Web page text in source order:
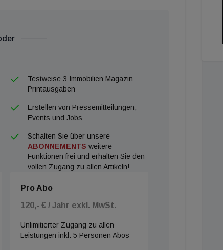
Testweise 3 Immobilien Magazin
Printausgaben
Erstellen von Pressemitteilungen,
Events und Jobs
Schalten Sie über unsere
ABONNEMENTS weitere
Funktionen frei und erhalten Sie den
vollen Zugang zu allen Artikeln!
Pro Abo
120,- € / Jahr exkl. MwSt.
Unlimitierter Zugang zu allen
Leistungen inkl. 5 Personen Abos